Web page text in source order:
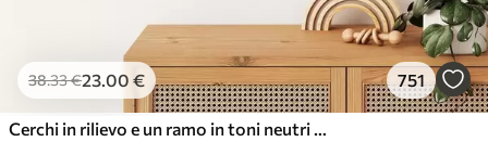
38.33€23.00 € 751
Cerchi in rilievo e un ramo in toni neutri caldi